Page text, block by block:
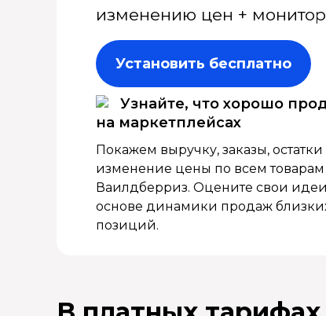
изменению цен +
Установить бесплатно
Узнайте, что хорошо
на маркетплейсах
Покажем выручку, заказы, остатки
изменение цены по всем товарам
Ваилдберриз. Оцените свои
основе динамики продаж
позиций.